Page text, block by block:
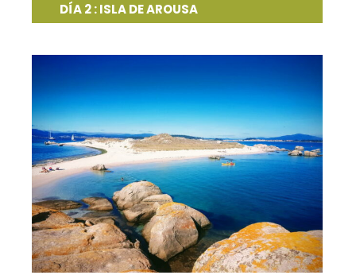
DÍA 2 : ISLA DE AROUSA